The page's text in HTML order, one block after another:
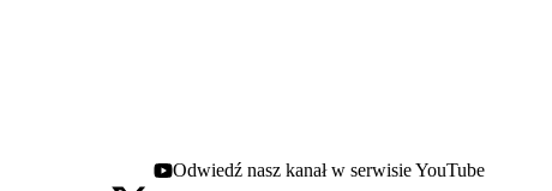
Youtube - otwiera się w nowej karcie
Odwiedź nasz kanał w serwisie YouTube